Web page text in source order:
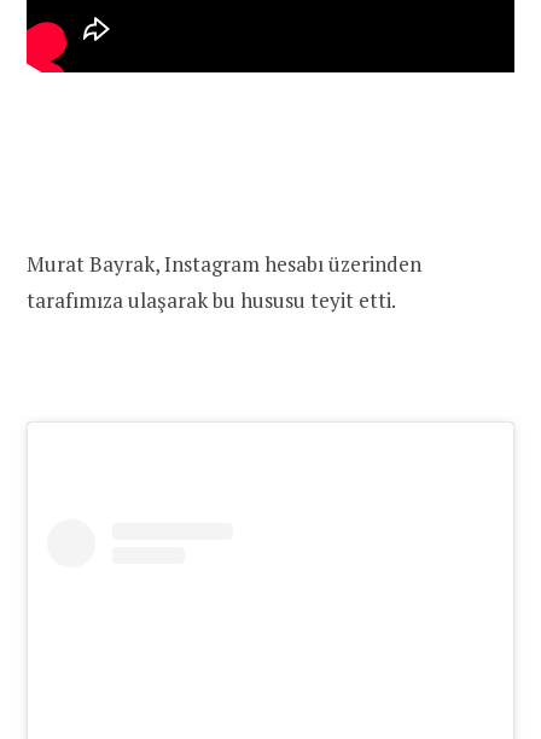
Murat Bayrak, Instagram hesabı üzerinden
tarafımıza ulaşarak bu hususu teyit etti.